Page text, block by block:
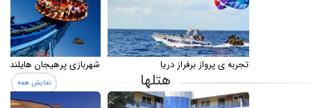
تجربه ی پرواز برفراز دریا شهربازی پرهیجان هایلند
هتلها نمایش همه